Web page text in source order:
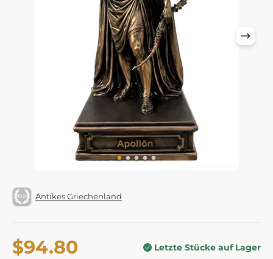
Antikes Griechenland
$94.80 Letzte Stücke auf Lager